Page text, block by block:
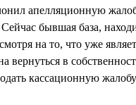
апелляционную
бывшая база,
на то, что уже
в
кассационную